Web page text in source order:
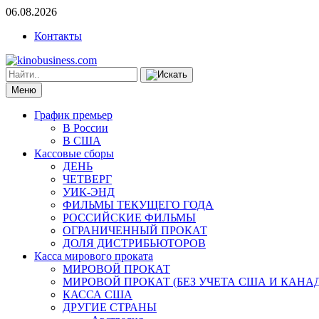
06.08.2026
Контакты
Меню
График премьер
В России
В США
Кассовые сборы
ДЕНЬ
ЧЕТВЕРГ
УИК-ЭНД
ФИЛЬМЫ ТЕКУЩЕГО ГОДА
РОССИЙСКИЕ ФИЛЬМЫ
ОГРАНИЧЕННЫЙ ПРОКАТ
ДОЛЯ ДИСТРИБЬЮТОРОВ
Касса мирового проката
МИРОВОЙ ПРОКАТ
МИРОВОЙ ПРОКАТ (БЕЗ УЧЕТА США И
КАССА США
ДРУГИЕ СТРАНЫ